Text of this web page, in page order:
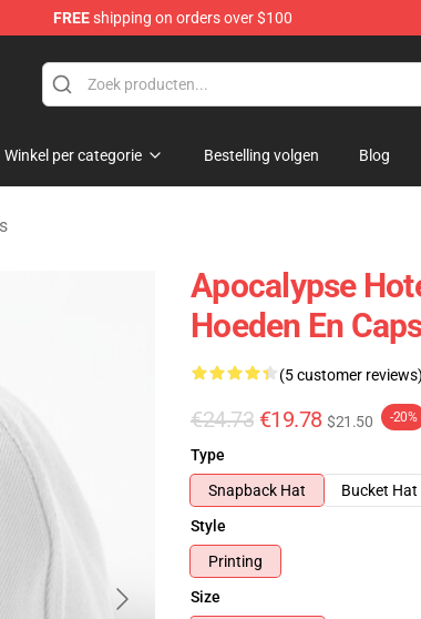
FREEshipping on orders over $100
Winkel per categorie Bestelling volgen Blog
Apocalypse
Hoeden En
(5 customer reviews)
€24.73 €19.78 $21.50 -20%
Type
Snapback Hat
Bucket Hat
Style
Printing
Size